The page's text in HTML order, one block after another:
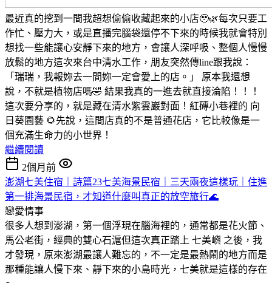
最近真的挖到一間我超想偷偷收藏起來的小店🥹🌿每次只要工
作忙、壓力大，或是直播完腦袋還停不下來的時候我就會特別
想找一些能讓心安靜下來的地方，會讓人深呼吸、整個人慢慢
放鬆的地方這次來台中清水工作，朋友突然傳line跟我說：
「瑞瑞，我報妳去一間妳一定會愛上的店。」 原本我還想
說，不就是植物店嗎🤣 結果我真的一進去就直接淪陷！！！
這次要分享的，就是藏在清水紫雲巖對面！紅磚小巷裡的 向
日葵園藝 🌻先說，這間店真的不是普通花店，它比較像是一
個充滿生命力的小世界！
繼續閱讀
2個月前
澎湖七美住宿｜詩篇23七美海景民宿｜三天兩夜這樣玩｜住進
第一排海景民宿，才知道什麼叫真正的放空旅行🌊
戀愛情事
很多人想到澎湖，第一個浮現在腦海裡的，通常都是花火節、
馬公老街，經典的雙心石滬但這次真正踏上 七美嶼 之後，我
才發現，原來澎湖最讓人難忘的，不一定是最熱鬧的地方而是
那種能讓人慢下來、靜下來的小島時光，七美就是這樣的存在